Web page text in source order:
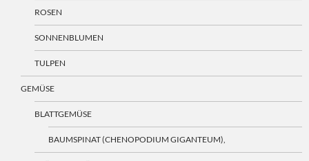
ROSEN
SONNENBLUMEN
TULPEN
GEMÜSE
BLATTGEMÜSE
BAUMSPINAT (CHENOPODIUM GIGANTEUM),